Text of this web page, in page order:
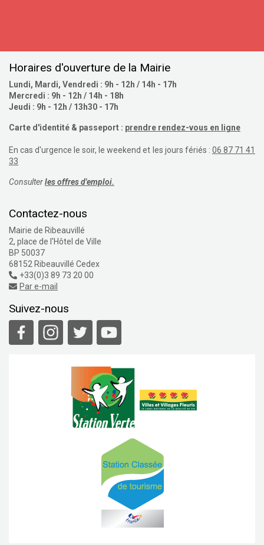
Horaires d'ouverture de la Mairie
Lundi, Mardi, Vendredi : 9h - 12h / 14h - 17h
Mercredi : 9h - 12h / 14h - 18h
Jeudi : 9h - 12h / 13h30 - 17h
Carte d'identité & passeport : prendre rendez-vous en ligne
En cas d'urgence le soir, le weekend et les jours fériés : 06 87 71 41
33
Consulterles offres d'emploi.
Contactez-nous
Mairie de Ribeauvillé
2, place de l'Hôtel de Ville
BP 50037
68152 Ribeauvillé Cedex
+33(0)3 89 73 20 00
Par e-mail
Suivez-nous